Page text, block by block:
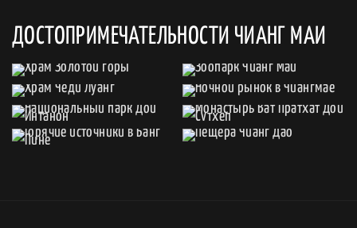
ДОСТОПРИМЕЧАТЕЛЬНОСТИ ЧИАНГ МАИ